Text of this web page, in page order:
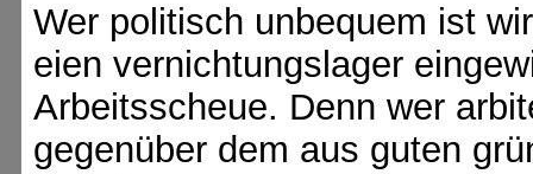
Wer politisch unbequem ist
eien vernichtungslager
Arbeitsscheue. Denn wer
gegenüber dem aus guten